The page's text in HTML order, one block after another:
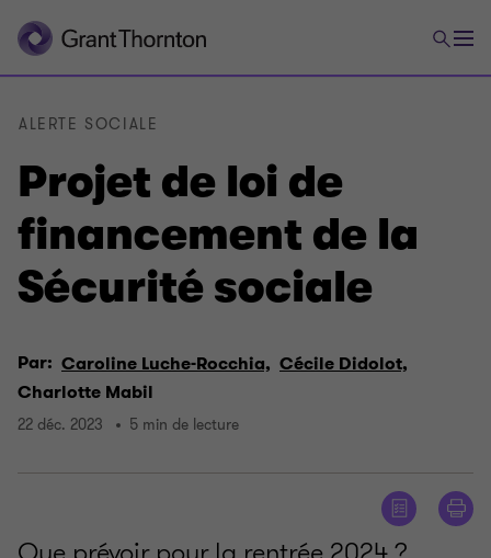
Projet de loi de
financement de la
Sécurité sociale
ALERTE SOCIALE
Par: Caroline Luche-Rocchia, Cécile Didolot,
Charlotte Mabil
22 déc. 2023 5 min de lecture